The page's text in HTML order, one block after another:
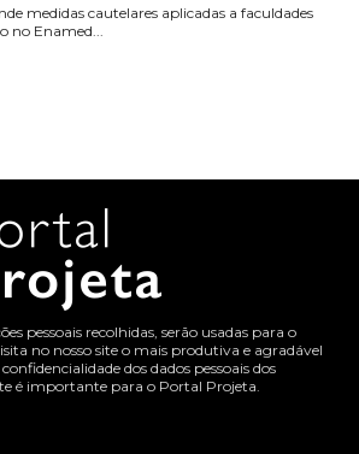
medidas cautelares aplicadas a faculdades
no Enamed...
pessoais recolhidas, serão usadas para o
no nosso site o mais produtiva e agradável
dos dados pessoais dos
é importante para o Portal Projeta.